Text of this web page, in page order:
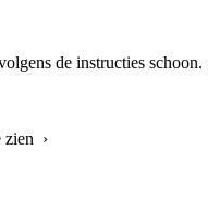
de instructies schoon.
zien ›